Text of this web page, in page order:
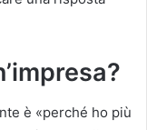
è «perché ho più